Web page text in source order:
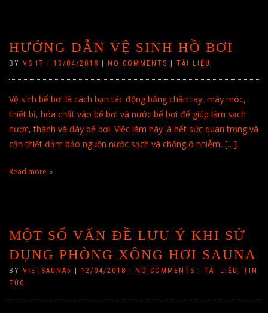
HƯỚNG DẪN VỆ SINH HỒ BƠI
BY VS IT 13/04/2018 NO COMMENTS TÀI LIỆU
Vệ sinh bể bơi là cách bạn tác động bằng chân tay, máy móc,
thiết bị, hóa chất vào bể bơi và nước bể bơi để giúp làm sạch
nước, thành và đáy bể bơi. Việc làm này là hết sức quan trọng và
cần thiết đảm bảo nguồn nước sạch và chống ô nhiễm, […]
Read more
MỘT SỐ VẤN ĐỀ LƯU Ý KHI SỬ
DỤNG PHÒNG XÔNG HƠI SAUNA
BY VIETSAUNA5 12/04/2018 NO COMMENTS TÀI LIỆU , TIN
TỨC